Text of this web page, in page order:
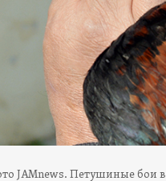
JAMnews. Петушиные бои в